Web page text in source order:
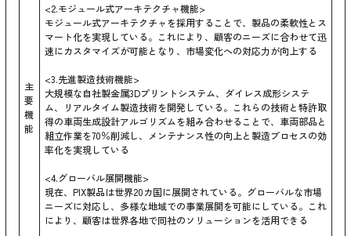
主
要
機
能
<2.モジュール式アーキテクチャ機能>
モジュール式アーキテクチャを採用することで、製品の柔軟性とス
マート化を実現している。これにより、顧客のニーズに合わせて迅
速にカスタマイズが可能となり、市場変化への対応力が向上する
<3.先進製造技術機能>
大規模な自社製金属3Dプリントシステム、ダイレス成形システ
ム、リアルタイム製造技術を開発している。これらの技術と特許取
得の車両生成設計アルゴリズムを組み合わせることで、車両部品と
組立作業を70％削減し、メンテナンス性の向上と製造プロセスの効
率化を実現している
<4.グローバル展開機能>
現在、PIX製品は世界20カ国に展開されている。グローバルな市場
ニーズに対応し、多様な地域での事業展開を可能にしている。これ
により、顧客は世界各地で同社のソリューションを活用できる